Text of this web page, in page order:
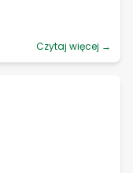
Czytaj więcej →